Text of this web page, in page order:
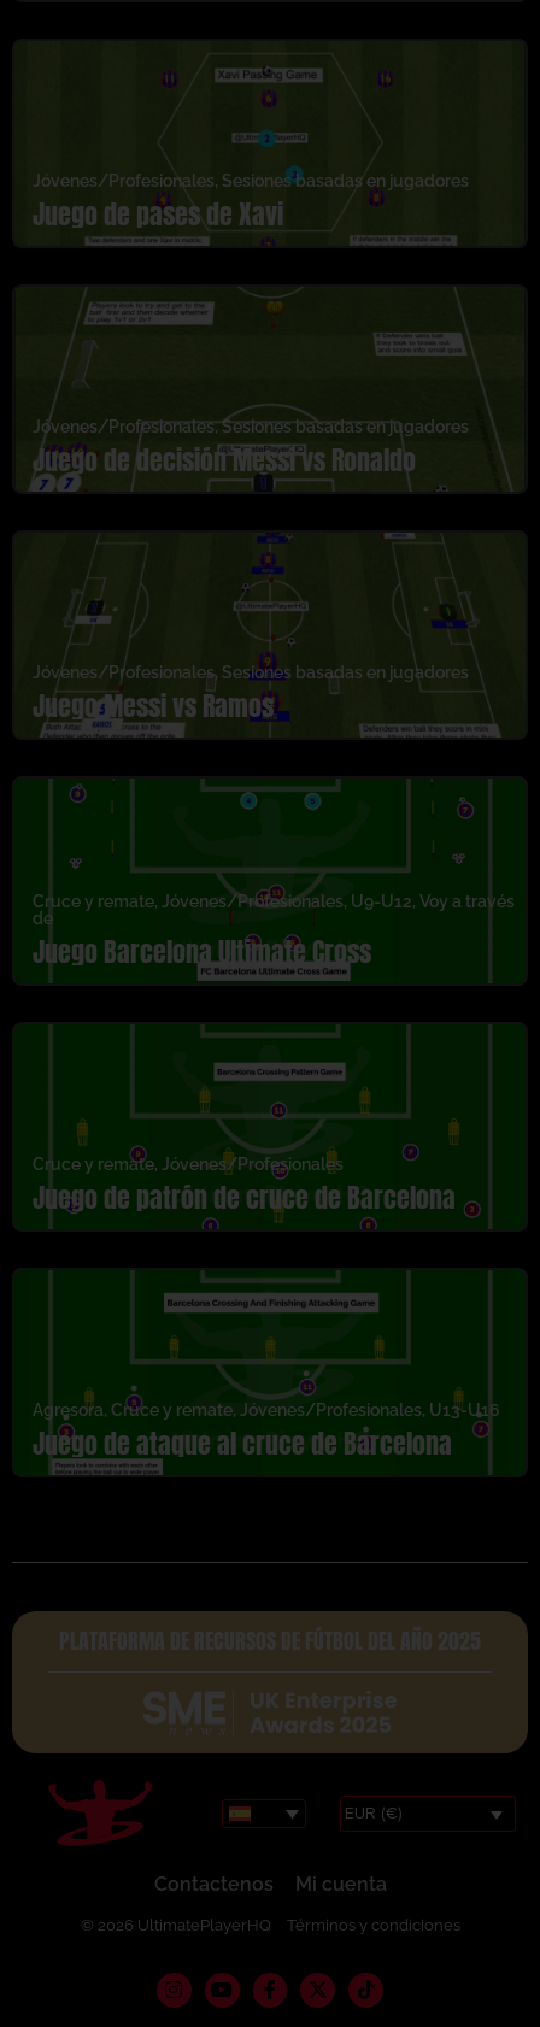
Jóvenes/Profesionales, Sesiones basadas en jugadores
Juego de pases de Xavi
Jóvenes/Profesionales,Sesiones basadas en jugadores
Juego de decisión Messi vs Ronaldo
Jóvenes/Profesionales, Sesiones basadas en jugadores
Juego Messi vs Ramos
Cruce y remate, Jóvenes/Profesionales, U9-U12, Voy a través
de
Juego Barcelona Ultimate Cross
Cruce y remate, Jóvenes/Profesionales
Juego de patrón de cruce de Barcelona
Agresora, Cruce y remate, Jóvenes/Profesionales, U13-U16
Juego de ataque al cruce de Barcelona
PLATAFORMA DE RECURSOS DE FÚTBOL DEL AÑO 2025
EUR (€)
Contactenos Mi cuenta
© 2026 UltimatePlayerHQ Términos y condiciones